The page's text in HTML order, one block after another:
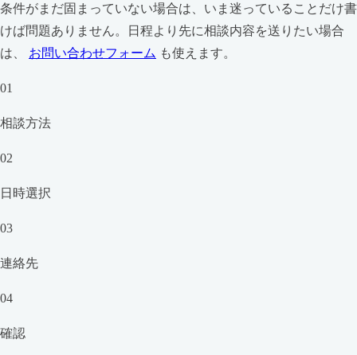
条件がまだ固まっていない場合は、いま迷っていることだけ書
けば問題ありません。日程より先に相談内容を送りたい場合
は、 お問い合わせフォーム も使えます。
01
相談方法
02
日時選択
03
連絡先
04
確認